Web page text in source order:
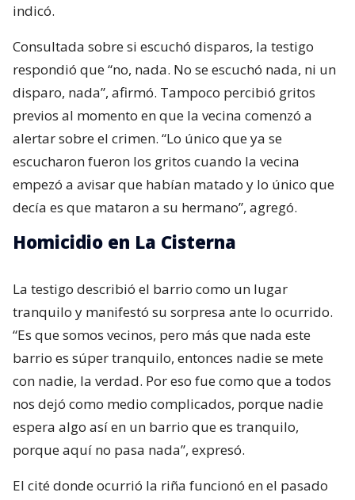
indicó.
Consultada sobre si escuchó disparos, la testigo
respondió que “no, nada. No se escuchó nada, ni un
disparo, nada”, afirmó. Tampoco percibió gritos
previos al momento en que la vecina comenzó a
alertar sobre el crimen. “Lo único que ya se
escucharon fueron los gritos cuando la vecina
empezó a avisar que habían matado y lo único que
decía es que mataron a su hermano”, agregó.
Homicidio en La Cisterna
La testigo describió el barrio como un lugar
tranquilo y manifestó su sorpresa ante lo ocurrido.
“Es que somos vecinos, pero más que nada este
barrio es súper tranquilo, entonces nadie se mete
con nadie, la verdad. Por eso fue como que a todos
nos dejó como medio complicados, porque nadie
espera algo así en un barrio que es tranquilo,
porque aquí no pasa nada”, expresó.
El cité donde ocurrió la riña funcionó en el pasado